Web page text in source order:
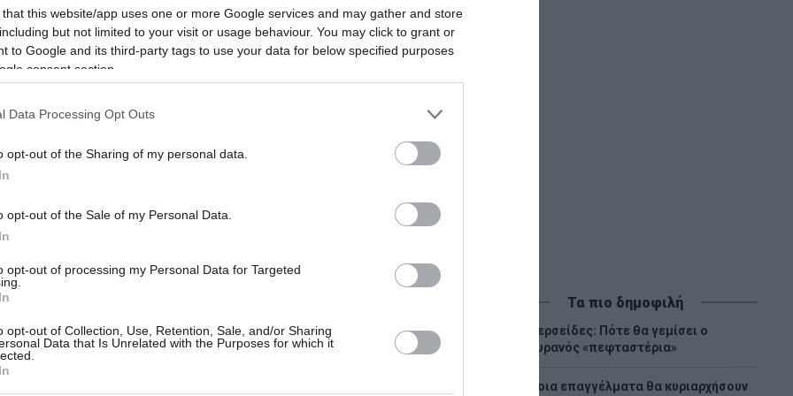
that this website/app uses one or more Google services and may gather and store
but not limited to your visit or usage behaviour. You may click to grant or
to Google and its third-party tags to use your data for below specified purposes
consent section.
Data Processing Opt Outs
opt-out of the Sharing of my personal data.
opt-out of the Sale of my Personal Data.
opt-out of processing my Personal Data for Targeted
opt-out of Collection, Use, Retention, Sale, and/or Sharing
Data that Is Unrelated with the Purposes for which it
Lykavitos.gr στο Google News
όλες τις ειδήσεις
Τα πιο δημοφιλή
Περσείδες: Πότε θα γεμίσει ο
ουρανός «πεφταστέρια»
Ποια επαγγέλματα θα κυριαρχήσουν